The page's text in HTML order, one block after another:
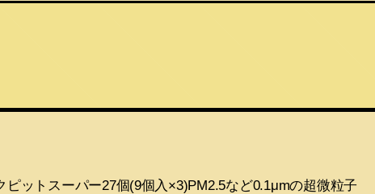
ットスーパー27個(9個入×3)PM2.5など0.1μmの超微粒子